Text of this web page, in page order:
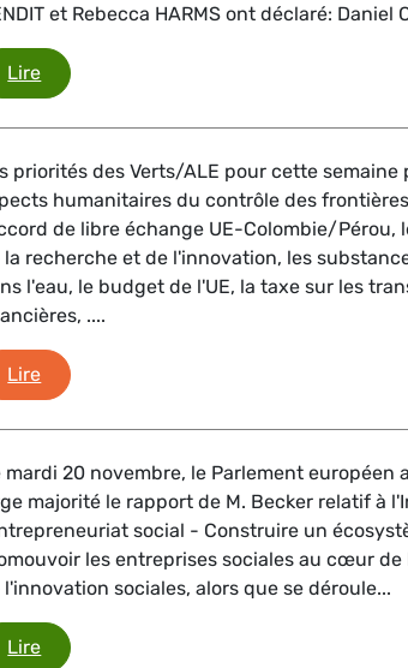
et Rebecca HARMS ont déclaré: Daniel
LireRéunion Eurogroupe sur la Grèce
priorités des Verts/ALE pour cette semaine
humanitaires du contrôle des
de libre échange UE-Colombie/Pérou,
la recherche et de l'innovation, les
l'eau, le budget de l'UE, la taxe sur les
....
LireL'hebdo en bref
mardi 20 novembre, le Parlement européen
majorité le rapport de M. Becker relatif à
social - Construire un
les entreprises sociales au cœur de
l'innovation sociales, alors que se déroule...
LireInitiative pour l'entreprenariat social